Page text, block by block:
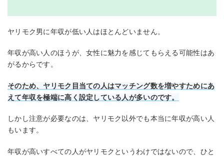
ヤリモク男に年収が低い人はほとんどいません。
年収が高い人のほうが、女性に魅力を感じてもらえる可能性はあ
がるからです。
そのため、ヤリモク目当ての人はマッチング数を増やすためにあ
えて年収を極端に高く設定している人が多いのです。
しかし注意が必要なのは、ヤリモク以外でも本当に年収が高い人
もいます。
年収が高いすべての人がヤリモクというわけではないので、ひと